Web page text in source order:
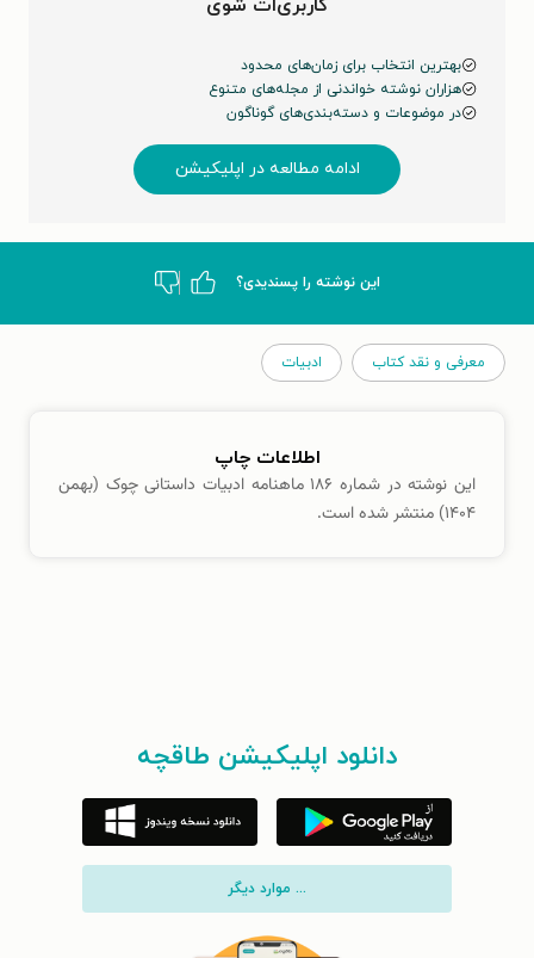
کاربری‌ات شوی
بهترین انتخاب برای زمان‌های محدود
هزاران نوشته خواندنی از مجله‌های متنوع
در موضوعات و دسته‌بندی‌های گوناگون
ادامه مطالعه در اپلیکیشن
این نوشته‌ را پسندیدی؟
معرفی و نقد کتاب ادبیات
اطلاعات چاپ
این نوشته در شماره ۱۸۶ ماهنامه ادبیات داستانی چوک (بهمن
۱۴۰۴) منتشر شده است.
دانلود اپلیکیشن طاقچه
... موارد دیگر